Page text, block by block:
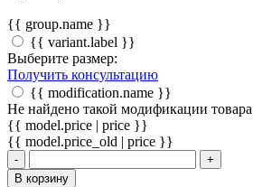
{{ group.name }}
{{ variant.label }}
Выберите размер:
Получить консультацию
{{ modification.name }}
Не найдено такой модификации товара
{{ model.price | price }}
{{ model.price_old | price }}
-
+
В корзину